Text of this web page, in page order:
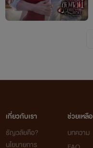
เกี่ยวกับเรา
ธัญวลัยคือ?
นโยบายการ
ช่วยเหลือ
บทความ